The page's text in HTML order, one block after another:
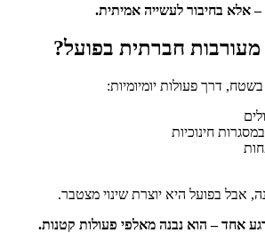
אלא בחיבור לעשייה אמיתית.
חברתית בפועל?
דרך פעולות יומיומיות:
חינוכיות
אבל בפועל היא יוצרת שינוי מצטבר.
אחד – הוא נבנה מאלפי פעולות קטנות.